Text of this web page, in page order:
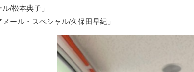
/松本典子」
ール・スペシャル/久保田早紀」